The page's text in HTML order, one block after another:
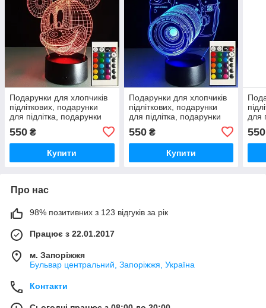
Подарунки для хлопчиків
підліткових, подарунки
для підлітка, подарунки
народження
550 ₴
Купити
Подарунки для хлопчиків
підліткових, подарунки
для підлітка, подарунки
народження
550₴
Купити
для
550
Про нас
98% позитивних з 123 відгуків за рік
Працює з 22.01.2017
м. Запоріжжя
Бульвар центральний, Запоріжжя, Україна
Контакти